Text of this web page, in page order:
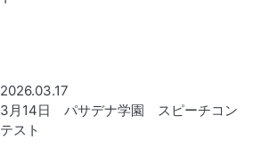
2026.03.17
3月14日 パサデナ学園 スピーチコン
テスト